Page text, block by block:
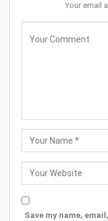
Your email
Save my name,